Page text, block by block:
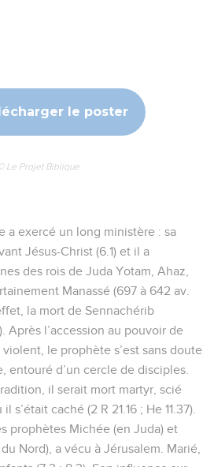
le poster
© Le Projet Biblique
a exercé un long ministère : sa
Jésus-Christ (6.1) et il a
des rois de Juda Yotam, Ahaz,
Manassé (697 à 642 av.
la mort de Sennachérib
Après l’accession au pouvoir de
le prophète s’est sans doute
entouré d’un cercle de disciples.
il serait mort martyr, scié
s’était caché (2 R 21.16 ; He 11.37).
prophètes Michée (en Juda) et
Nord), a vécu à Jérusalem. Marié,